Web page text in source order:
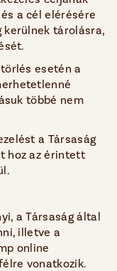
a cél elérésére
kerülnek tárolásra,
esetén a
többé nem
a Társaság
hoz az érintett
a Társaság által
illetve a
online
vonatkozik.